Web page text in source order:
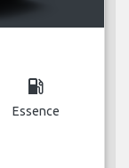
local_gas_station
Essence